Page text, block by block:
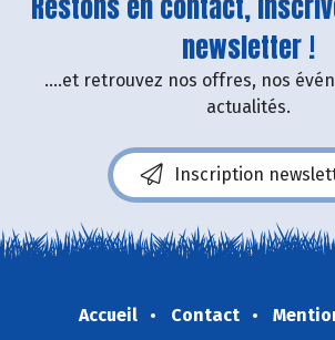
newsletter !
....et retrouvez nos offres, nos
actualités.
Inscription
Accueil Contact